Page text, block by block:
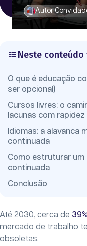
Autor
Neste conteúdo
O que é educação
ser opcional)
Cursos livres: o
lacunas com rapidez
Idiomas: a alavanca
continuada
Como estruturar um
continuada
Conclusão
Até 2030, cerca de
mercado de trabalho
obsoletas.